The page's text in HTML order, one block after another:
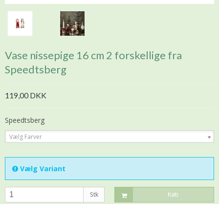
Vase nissepige 16 cm 2 forskellige fra
Speedtsberg
119,00 DKK
Speedtsberg
Vælg Farver
Vælg Variant
Stk Køb